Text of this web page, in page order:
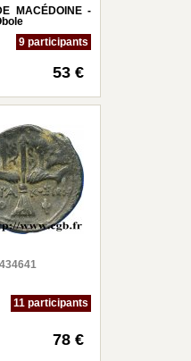
MACÉDOINE -
9 participants
53 €
11 participants
78 €